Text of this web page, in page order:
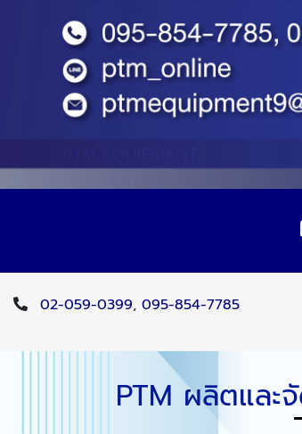
02-059-0399, 095-854-7785
PTM ผลิตและ